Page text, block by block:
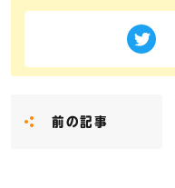
前の記事